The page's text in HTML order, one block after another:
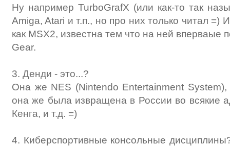
Ну например TurboGrafX (или как-то так
Amiga, Atari и т.п., но про них только читал =)
как MSX2, известна тем что на ней вперваые
Gear.
3. Денди - это...?
Она же NES (Nintendo Entertainment
она же была извращена в России во всякие
Кенга, и т.д. =)
4. Киберспортивные консольные